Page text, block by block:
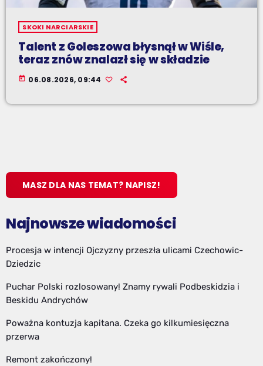
SKOKI NARCIARSKIE
Talent z Goleszowa błysnął w Wiśle,
teraz znów znalazł się w składzie
today 06.08.2026, 09:44
MASZ DLA NAS TEMAT? NAPISZ!
Najnowsze wiadomości
Procesja w intencji Ojczyzny przeszła ulicami Czechowic-
Dziedzic
Puchar Polski rozlosowany! Znamy rywali Podbeskidzia i
Beskidu Andrychów
Poważna kontuzja kapitana. Czeka go kilkumiesięczna
przerwa
Remont zakończony!